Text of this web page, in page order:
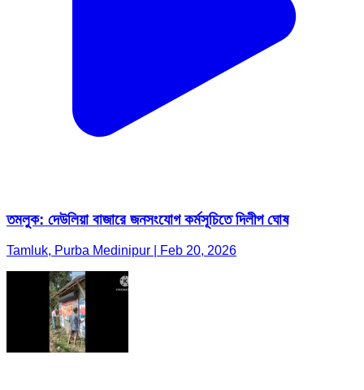
তমলুক: দেউলিয়া বাজারে জনসংযোগ কর্মসূচিতে দিলীপ ঘোষ
Tamluk, Purba Medinipur | Feb 20, 2026